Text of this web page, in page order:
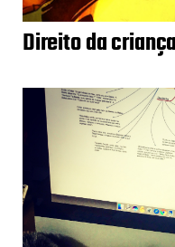
Direito da